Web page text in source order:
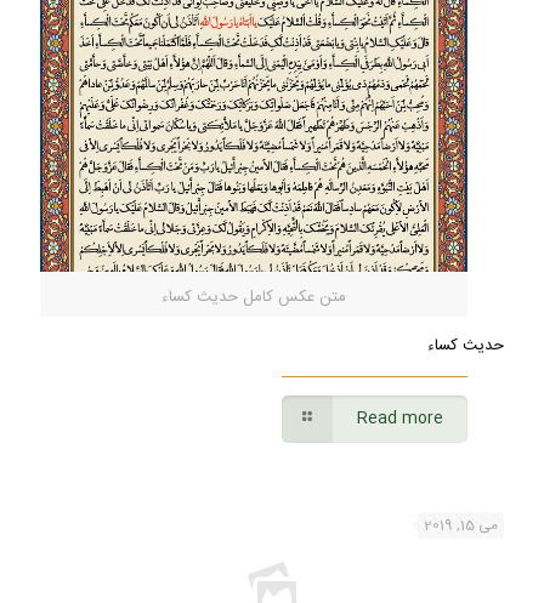
متن عکس کامل حدیث کساء
حدیث کساء
Read more
می 15, 2019